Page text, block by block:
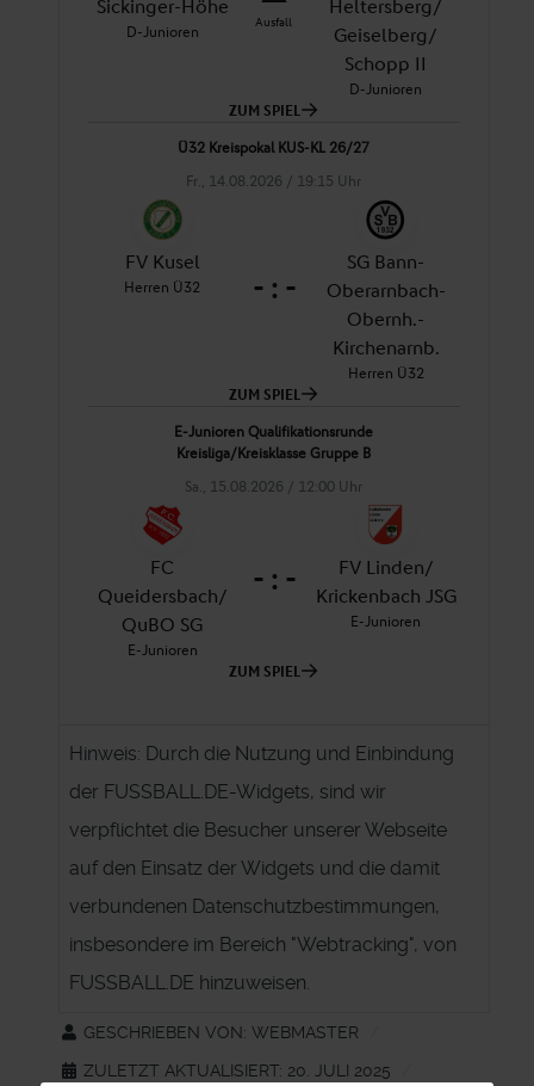
Hinweis: Durch die Nutzung und Einbindung
der FUSSBALL.DE-Widgets, sind wir
verpflichtet die Besucher unserer Webseite
auf den Einsatz der Widgets und die damit
verbundenen Datenschutzbestimmungen,
insbesondere im Bereich "Webtracking", von
FUSSBALL.DE hinzuweisen.
GESCHRIEBEN VON: WEBMASTER
ZULETZT AKTUALISIERT: 20. JULI 2025